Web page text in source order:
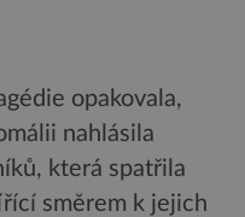
opakovala,
nahlásila
která spatřila
směrem k jejich